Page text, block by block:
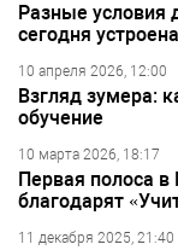
Разные условия
сегодня
10 апреля 2026, 12:00
Взгляд зумера:
обучение
10 марта 2026, 18:17
Первая полоса в
благодарят
11 декабря 2025, 21:40